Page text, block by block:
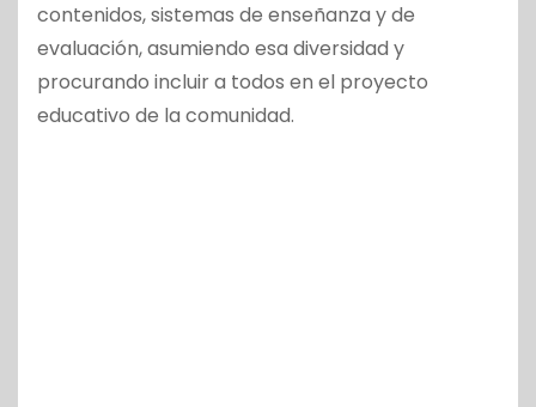
contenidos, sistemas de enseñanza y de
evaluación, asumiendo esa diversidad y
procurando incluir a todos en el proyecto
educativo de la comunidad.